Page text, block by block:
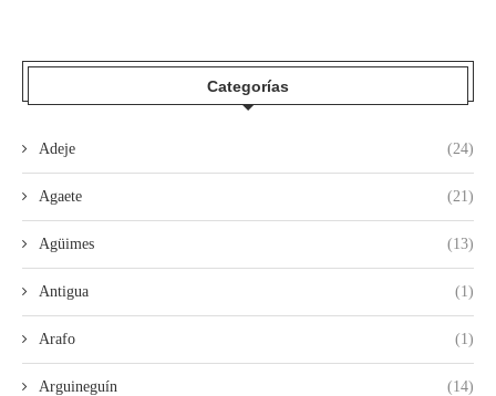
Categorías
Adeje (24)
Agaete (21)
Agüimes (13)
Antigua (1)
Arafo (1)
Arguineguín (14)